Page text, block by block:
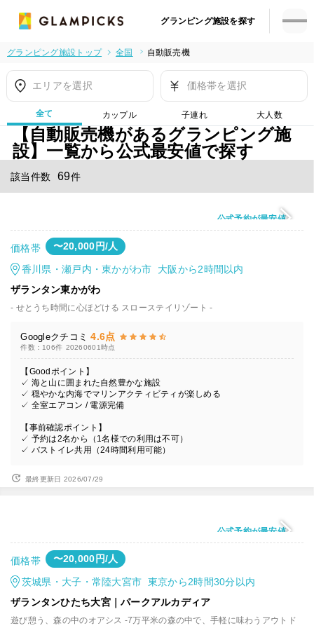
グランピング施設を探す
グランピング施設トップ 全国 自動販売機
エリアを選択 価格帯を選択
全て カップル 子連れ 大人数
【自動販売機があるグランピング施
設】一覧から公式最安値で探す
該当件数 69件
公式予約が最安値
価格帯 〜20,000円/人
香川県・瀬戸内・東かがわ市 大阪から2時間以内
ザランタン東かがわ
- せとうち時間に心ほどける スローステイリゾート -
Googleクチコミ 4.6点
件数：106件 20260601時点
【Goodポイント】
✓ 海と山に囲まれた自然豊かな施設
✓ 穏やかな内海でマリンアクティビティが楽しめる
✓ 全室エアコン / 電源完備
【事前確認ポイント】
✓ 予約は2名から（1名様での利用は不可）
✓ バストイレ共用（24時間利用可能）
最終更新日 2026/07/29
公式予約が最安値
価格帯 〜20,000円/人
茨城県・大子・常陸大宮市 東京から2時間30分以内
ザランタンひたち大宮｜パークアルカディア
遊び憩う、森の中のオアシス -7万平米の森の中で、手軽に味わうアウトド